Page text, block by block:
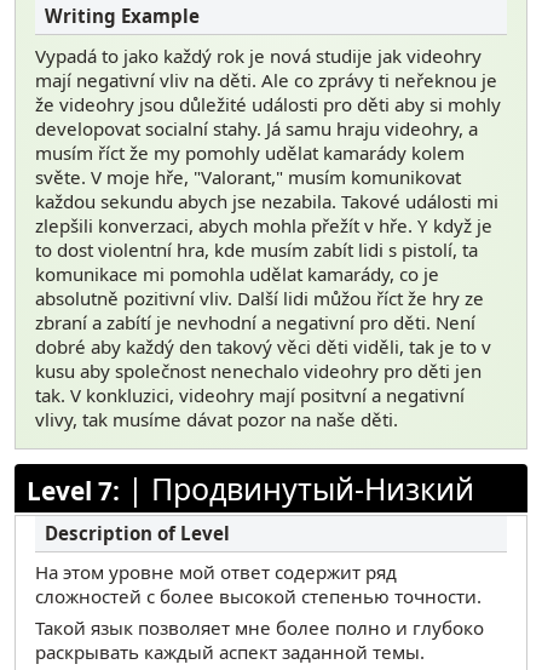
Vypadá to jako každý rok je nová studije jak videohry
mají negativní vliv na děti. Ale co zprávy ti neřeknou je
že videohry jsou důležité události pro děti aby si mohly
developovat socialní stahy. Já samu hraju videohry, a
musím říct že my pomohly udělat kamarády kolem
světe. V moje hře, "Valorant," musím komunikovat
každou sekundu abych jse nezabila. Takové události mi
zlepšili konverzaci, abych mohla přežít v hře. Y když je
to dost violentní hra, kde musím zabít lidi s pistolí, ta
komunikace mi pomohla udělat kamarády, co je
absolutně pozitivní vliv. Další lidi můžou říct že hry ze
zbraní a zabítí je nevhodní a negativní pro děti. Není
dobré aby každý den takový věci děti viděli, tak je to v
kusu aby společnost nenechalo videohry pro děti jen
tak. V konkluzici, videohry mají positvní a negativní
vlivy, tak musíme dávat pozor na naše děti.
Level 7: | Продвинутый-Низкий
На этом уровне мой ответ содержит ряд
сложностей с более высокой степенью точности.
Такой язык позволяет мне более полно и глубоко
раскрывать каждый аспект заданной темы.